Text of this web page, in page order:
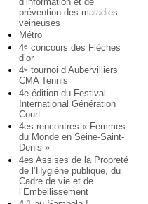
prévention des maladies
veineuses
Métro
4e concours des Flèches
d’or
4e tournoi d’Aubervilliers
CMA Tennis
4e édition du Festival
International Génération
Court
4es rencontres « Femmes
du Monde en Seine-Saint-
Denis »
4es Assises de la Propreté
de l’Hygiène publique, du
Cadre de vie et de
l’Embellissement